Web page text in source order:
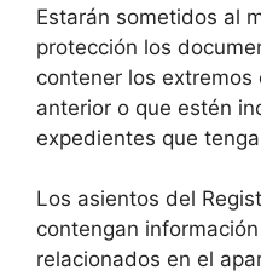
Estarán sometidos al
protección los
contener los
anterior o que estén
expedientes que
Los asientos del
contengan
relacionados en el